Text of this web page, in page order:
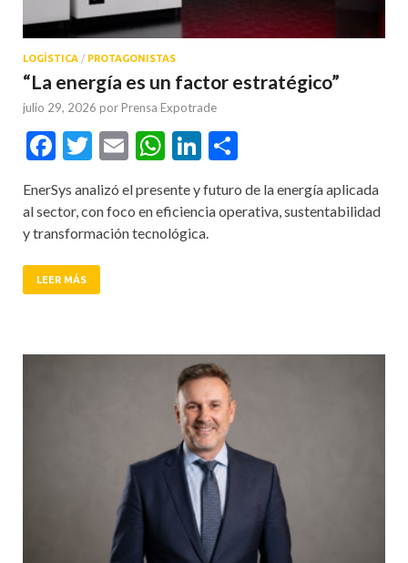
LOGÍSTICA / PROTAGONISTAS
“La energía es un factor estratégico”
julio 29, 2026 por Prensa Expotrade
Facebook
Twitter
EmailWhatsApp
LinkedIn
EnerSys analizó el presente y futuro de la energía aplicada
al sector, con foco en eficiencia operativa, sustentabilidad
y transformación tecnológica.
LEER MÁS